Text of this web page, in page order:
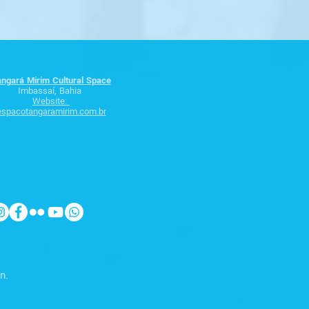
Mirim Cultural Space
Imbassaí, Bahia
Website: